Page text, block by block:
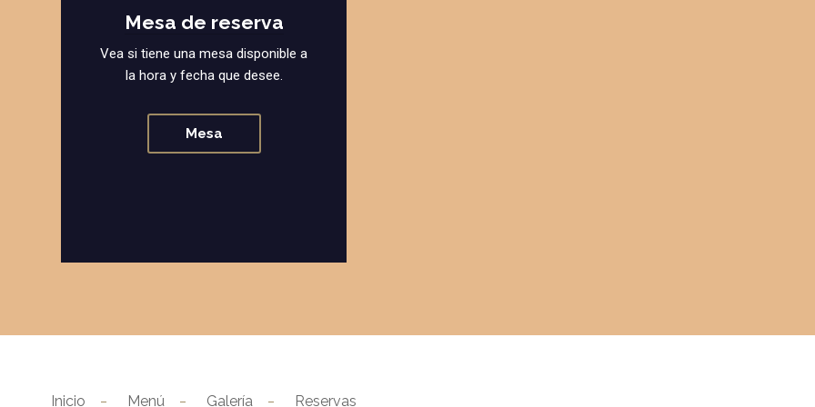
Mesa de reserva
Vea si tiene una mesa disponible a
la hora y fecha que desee.
Mesa
Inicio Menú Galería Reservas